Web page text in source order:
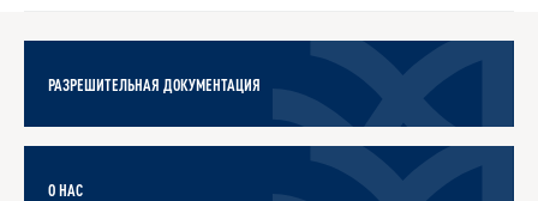
РАЗРЕШИТЕЛЬНАЯ ДОКУМЕНТАЦИЯ
О НАС